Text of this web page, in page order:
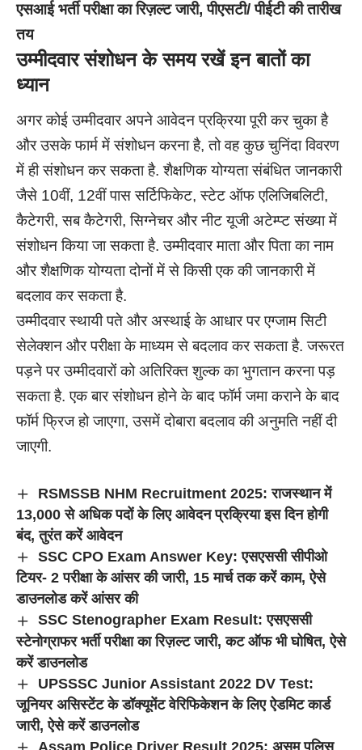
एसआई भर्ती परीक्षा का रिज़ल्ट जारी, पीएसटी/ पीईटी की तारीख
तय
उम्मीदवार संशोधन के समय रखें इन बातों का
ध्यान
अगर कोई उम्मीदवार अपने आवेदन प्रक्रिया पूरी कर चुका है
और उसके फार्म में संशोधन करना है, तो वह कुछ चुनिंदा विवरण
में ही संशोधन कर सकता है. शैक्षणिक योग्यता संबंधित जानकारी
जैसे 10वीं, 12वीं पास सर्टिफिकेट, स्टेट ऑफ एलिजिबलिटी,
कैटेगरी, सब कैटेगरी, सिग्नेचर और नीट यूजी अटेम्प्ट संख्या में
संशोधन किया जा सकता है. उम्मीदवार माता और पिता का नाम
और शैक्षणिक योग्यता दोनों में से किसी एक की जानकारी में
बदलाव कर सकता है.
उम्मीदवार स्थायी पते और अस्थाई के आधार पर एग्जाम सिटी
सेलेक्शन और परीक्षा के माध्यम से बदलाव कर सकता है. जरूरत
पड़ने पर उम्मीदवारों को अतिरिक्त शुल्क का भुगतान करना पड़
सकता है. एक बार संशोधन होने के बाद फॉर्म जमा कराने के बाद
फॉर्म फ्रिज हो जाएगा, उसमें दोबारा बदलाव की अनुमति नहीं दी
जाएगी.
RSMSSB NHM Recruitment 2025: राजस्थान में
13,000 से अधिक पदों के लिए आवेदन प्रक्रिया इस दिन होगी
बंद, तुरंत करें आवेदन
SSC CPO Exam Answer Key: एसएससी सीपीओ
टियर- 2 परीक्षा के आंसर की जारी, 15 मार्च तक करें काम, ऐसे
डाउनलोड करें आंसर की
SSC Stenographer Exam Result: एसएससी
स्टेनोग्राफर भर्ती परीक्षा का रिज़ल्ट जारी, कट ऑफ भी घोषित, ऐसे
करें डाउनलोड
UPSSSC Junior Assistant 2022 DV Test:
जूनियर असिस्टेंट के डॉक्यूमेंट वेरिफिकेशन के लिए ऐडमिट कार्ड
जारी, ऐसे करें डाउनलोड
Assam Police Driver Result 2025: असम पुलिस